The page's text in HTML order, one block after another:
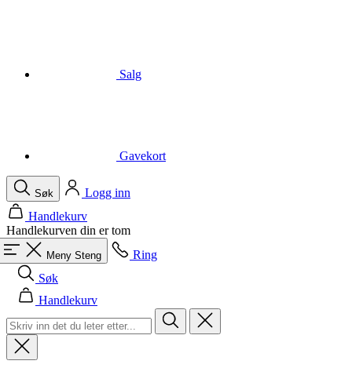
Salg
Gavekort
Søk
Logg inn
Handlekurv
Handlekurven din er tom
Meny Steng
Ring
Søk
Handlekurv